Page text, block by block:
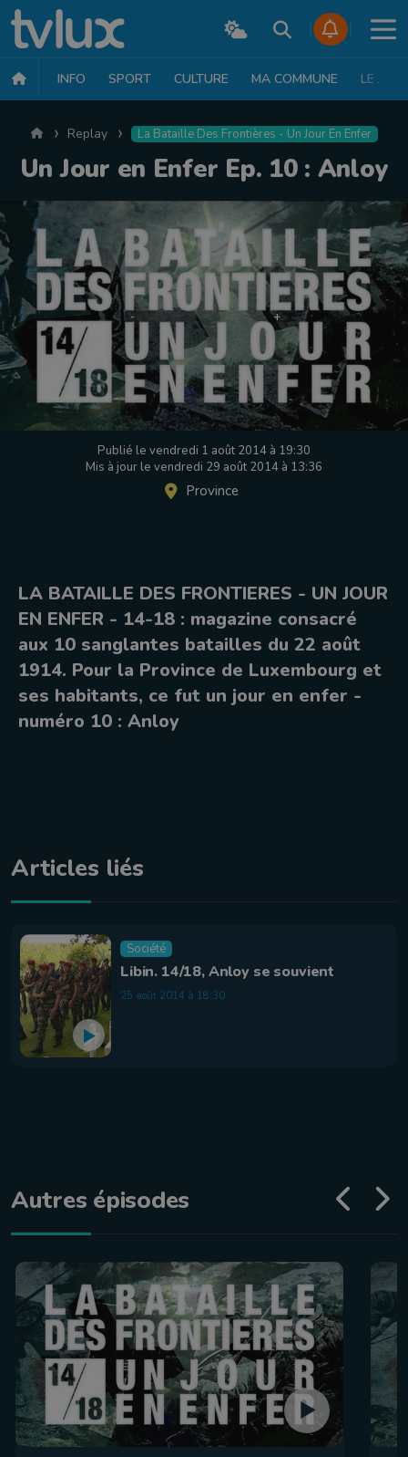
INFO SPORT CULTURE MA COMMUNE LE JT
AccueilReplay La Bataille Des Frontières - Un Jour En Enfer
Un Jour en Enfer Ep. 10 : Anloy
Publié le vendredi 1 août 2014 à 19:30
Mis à jour le vendredi 29 août 2014 à 13:36
Province
LA BATAILLE DES FRONTIERES - UN JOUR
EN ENFER - 14-18 : magazine consacré
aux 10 sanglantes batailles du 22 août
1914. Pour la Province de Luxembourg et
ses habitants, ce fut un jour en enfer -
numéro 10 : Anloy
Articles liés
Société
Libin. 14/18, Anloy se souvient
25 août 2014 à 18:30
Autres épisodes